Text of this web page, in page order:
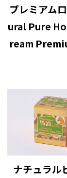
プレミアム
ural Pure
ream
ナチュラル